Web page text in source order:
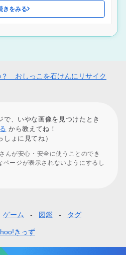
きをみる
？ おしっこを石けんにリサイク
で、いやな画像を見つけたとき
から教えてね！
しょに見てね）
んが安心・安全に使うことのでき
ページが表示されないようにするし
ゲーム 図鑑 タグ
きっず